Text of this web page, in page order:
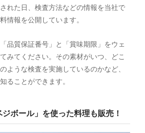
れた日、検査方法などの情報を当社で
情報を公開しています。
品質保証番号」と「賞味期限」をウェ
みてください。その素材がいつ、どこ
ような検査を実施しているのかなど、
ることができます。
ボール」を使った料理も販売！